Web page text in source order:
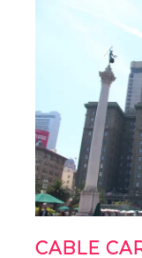
CABLE